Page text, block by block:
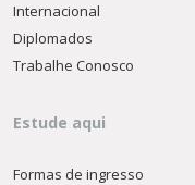
Internacional
Diplomados
Trabalhe Conosco
Estude aqui
Formas de ingresso